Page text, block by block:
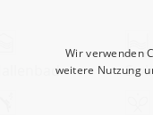
Hallenbad
Wir verwenden
weitere Nutzung